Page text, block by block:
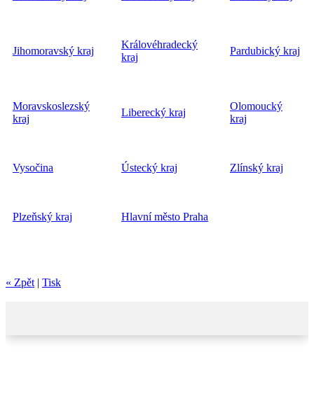
Jihomoravský kraj
Královéhradecký
kraj
Pardubický kraj
Moravskoslezský
kraj
Liberecký kraj
Olomoucký
kraj
Vysočina Ústecký kraj Zlínský kraj
Plzeňský kraj Hlavní město Praha
« Zpět | Tisk